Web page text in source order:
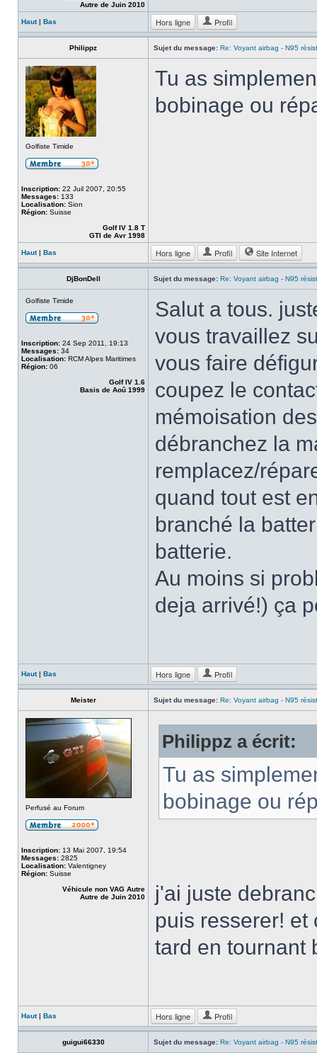
Autre de Juin 2010
Haut| Bas Hors ligne Profil
Philippz Sujet du message: Re: Voyant airbag - N95
Golfiste Timide
Inscription: 22 Juil 2007, 20:55
Messages: 133
Localisation: Sion
Région: Suisse
Golf IV 1.8 T
GTI de Avr 1998
Tu as
bobinage ou
Haut| Bas Hors ligne Profil Site Internet
DjBonDell Sujet du message: Re: Voyant airbag - N95
Golfiste Timide
Inscription: 24 Sep 2011, 19:13
Messages: 34
Localisation: RCM Alpes Maritimes
Région: 06
Golf IV 1.6
Basis de Aoû 1999
Salut a tous.
vous travaillez
vous faire
coupez le
mémoisation
débranchez la
remplacez/
quand tout est
branché la
batterie.
Au moins si
deja arrivé!) ça
Haut| Bas Hors ligne Profil
Meister Sujet du message: Re: Voyant airbag - N95
Perfusé au Forum
Inscription: 13 Mai 2007, 19:54
Messages: 2825
Localisation: Valentigney
Région: Suisse
Véhicule non VAG Autre
Autre de Juin 2010
Philippz a écrit:
Tu as
bobinage ou
j'ai juste
puis resserer! et
tard en tournant
Haut| Bas Hors ligne Profil
guigui66330 Sujet du message: Re: Voyant airbag - N95